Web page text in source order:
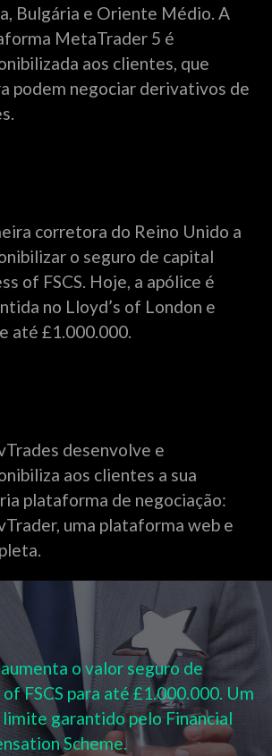
Bulgária e Oriente Médio. A
MetaTrader 5 é
aos clientes, que
podem negociar derivativos de
corretora do Reino Unido a
o seguro de capital
of FSCS. Hoje, a apólice é
no Lloyd’s of London e
até £1.000.000.
desenvolve e
aos clientes a sua
plataforma de negociação:
uma plataforma web e
o valor seguro de
FSCS para até £1.000.000. Um
garantido pelo Financial
Scheme.